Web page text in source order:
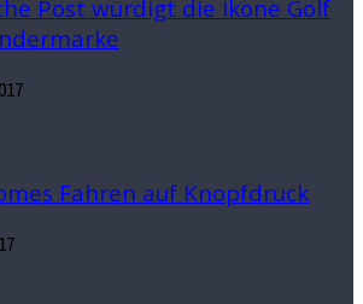
Post würdigt die Ikone Golf
Fahren auf Knopfdruck